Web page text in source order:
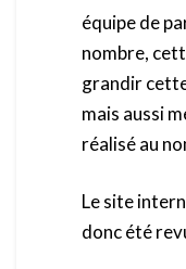
équipe de
nombre,
grandir
mais aussi
réalisé au
Le site
donc été